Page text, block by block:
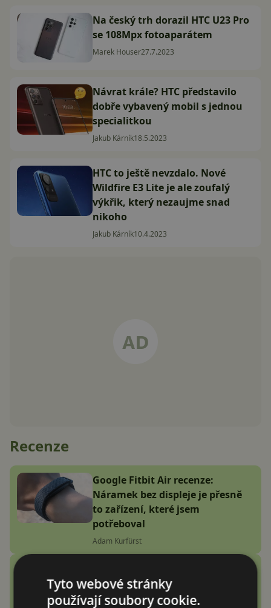
Na český trh dorazil HTC U23 Pro
se 108Mpx fotoaparátem
Marek Houser27.7.2023
Návrat krále? HTC představilo
dobře vybavený mobil s jednou
specialitkou
Jakub Kárník18.5.2023
HTC to ještě nevzdalo. Nové
Wildfire E3 Lite je ale zoufalý
výkřik, který nezaujme snad
nikoho
Jakub Kárník10.4.2023
Recenze
Google Fitbit Air recenze:
Náramek bez displeje je přesně
to zařízení, které jsem
potřeboval
Adam Kurfürst
recenze: jsou sluchátka za 3
stovky zlatý grál nebo podfuk?
Tyto webové stránky
používají soubory cookie.